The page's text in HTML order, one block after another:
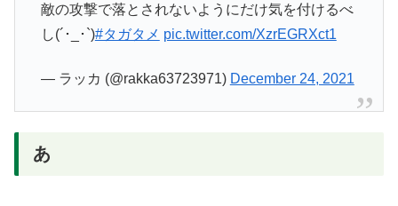
敵の攻撃で落とされないようにだけ気を付けるべ
し(´･_･`)#タガタメ pic.twitter.com/XzrEGRXct1
— ラッカ (@rakka63723971) December 24, 2021
あ